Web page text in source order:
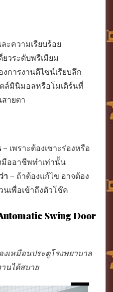
ะความเรียบร้อย
วระดับพรีเมียม
การงานดีไซน์เรียบลึก
ล์มินิมอลหรือโมเดิร์นที่
ายตา
– เพราะต้องเซาะร่องหรือ
มืออาชีพทำเท่านั้น
า – ถ้าต้องแก้ไข อาจต้อง
นเพื่อเข้าถึงตัวโช๊ค
Swing Door
งเหมือนประตูโรงพยาบาล
นได้สบาย